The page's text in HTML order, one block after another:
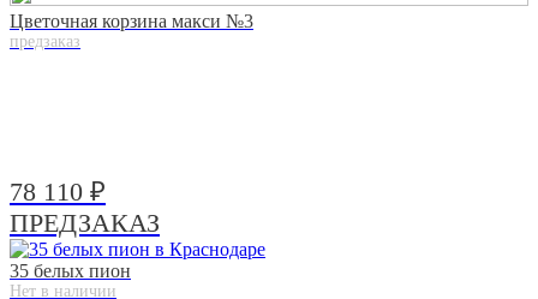
Цветочная корзина макси №3
предзаказ
78 110 ₽
ПРЕДЗАКАЗ
35 белых пион
Нет в наличии